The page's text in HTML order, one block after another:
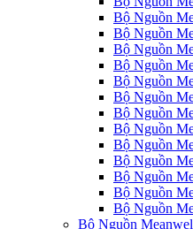
Bộ Nguồn
Bộ Nguồn
Bộ Nguồn
Bộ Nguồn
Bộ Nguồn
Bộ Nguồn
Bộ Nguồn
Bộ Nguồn
Bộ Nguồn
Bộ Nguồn
Bộ Nguồn
Bộ Nguồn
Bộ Nguồn
Bộ Nguồn